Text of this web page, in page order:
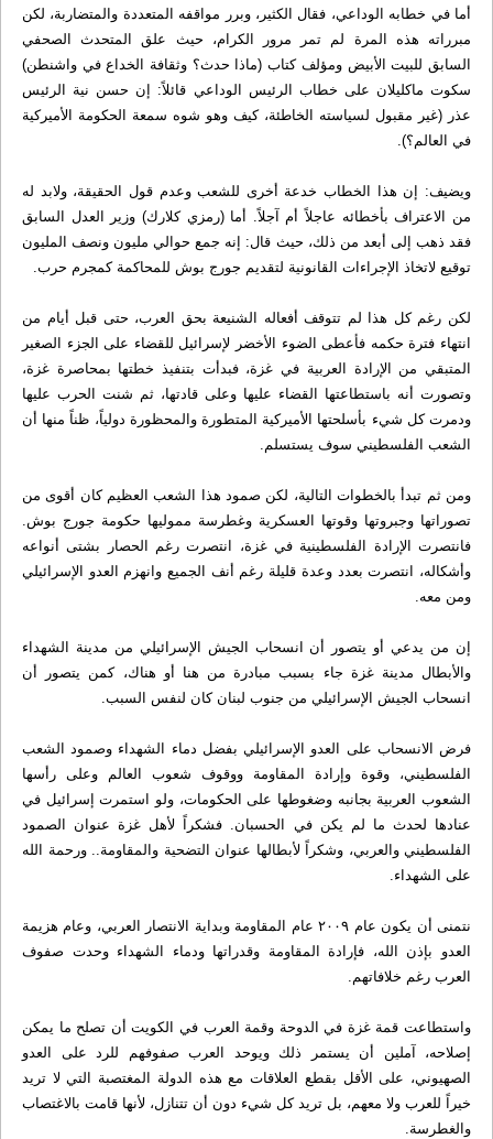
أما في خطابه الوداعي، فقال الكثير، وبرر مواقفه المتعددة والمتضاربة، لكن
مبرراته هذه المرة لم تمر مرور الكرام، حيث علق المتحدث الصحفي
السابق للبيت الأبيض ومؤلف كتاب (ماذا حدث؟ وثقافة الخداع في واشنطن)
سكوت ماكليلان على خطاب الرئيس الوداعي قائلاً: إن حسن نية الرئيس
عذر (غير مقبول لسياسته الخاطئة، كيف وهو شوه سمعة الحكومة الأميركية
في العالم؟).
ويضيف: إن هذا الخطاب خدعة أخرى للشعب وعدم قول الحقيقة، ولابد له
من الاعتراف بأخطائه عاجلاً أم آجلاً. أما (رمزي كلارك) وزير العدل السابق
فقد ذهب إلى أبعد من ذلك، حيث قال: إنه جمع حوالي مليون ونصف المليون
توقيع لاتخاذ الإجراءات القانونية لتقديم جورج بوش للمحاكمة كمجرم حرب.
لكن رغم كل هذا لم تتوقف أفعاله الشنيعة بحق العرب، حتى قبل أيام من
انتهاء فترة حكمه فأعطى الضوء الأخضر لإسرائيل للقضاء على الجزء الصغير
المتبقي من الإرادة العربية في غزة، فبدأت بتنفيذ خطتها بمحاصرة غزة،
وتصورت أنه باستطاعتها القضاء عليها وعلى قادتها، ثم شنت الحرب عليها
ودمرت كل شيء بأسلحتها الأميركية المتطورة والمحظورة دولياً، ظناً منها أن
الشعب الفلسطيني سوف يستسلم.
ومن ثم تبدأ بالخطوات التالية، لكن صمود هذا الشعب العظيم كان أقوى من
تصوراتها وجبروتها وقوتها العسكرية وغطرسة مموليها حكومة جورج بوش.
فانتصرت الإرادة الفلسطينية في غزة، انتصرت رغم الحصار بشتى أنواعه
وأشكاله، انتصرت بعدد وعدة قليلة رغم أنف الجميع وانهزم العدو الإسرائيلي
ومن معه.
إن من يدعي أو يتصور أن انسحاب الجيش الإسرائيلي من مدينة الشهداء
والأبطال مدينة غزة جاء بسبب مبادرة من هنا أو هناك، كمن يتصور أن
انسحاب الجيش الإسرائيلي من جنوب لبنان كان لنفس السبب.
فرض الانسحاب على العدو الإسرائيلي بفضل دماء الشهداء وصمود الشعب
الفلسطيني، وقوة وإرادة المقاومة ووقوف شعوب العالم وعلى رأسها
الشعوب العربية بجانبه وضغوطها على الحكومات، ولو استمرت إسرائيل في
عنادها لحدث ما لم يكن في الحسبان. فشكراً لأهل غزة عنوان الصمود
الفلسطيني والعربي، وشكراً لأبطالها عنوان التضحية والمقاومة.. ورحمة الله
على الشهداء.
نتمنى أن يكون عام ۲۰۰۹ عام المقاومة وبداية الانتصار العربي، وعام هزيمة
العدو بإذن الله، فإرادة المقاومة وقدراتها ودماء الشهداء وحدت صفوف
العرب رغم خلافاتهم.
واستطاعت قمة غزة في الدوحة وقمة العرب في الكويت أن تصلح ما يمكن
إصلاحه، آملين أن يستمر ذلك ويوحد العرب صفوفهم للرد على العدو
الصهيوني، على الأقل بقطع العلاقات مع هذه الدولة المغتصبة التي لا تريد
خيراً للعرب ولا معهم، بل تريد كل شيء دون أن تتنازل، لأنها قامت بالاغتصاب
والغطرسة.